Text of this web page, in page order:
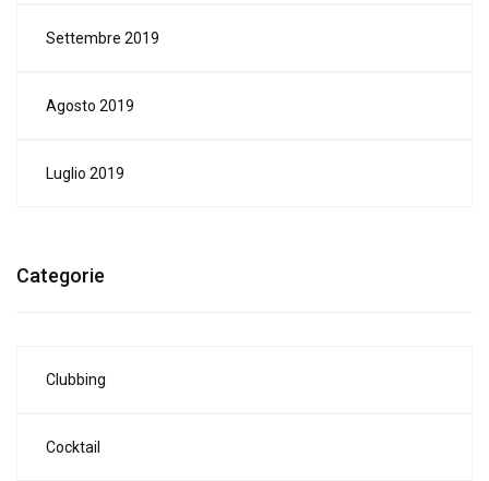
Settembre 2019
Agosto 2019
Luglio 2019
Categorie
Clubbing
Cocktail